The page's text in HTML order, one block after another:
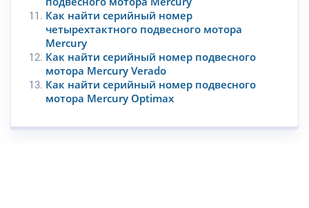
Как найти серийный номер
четырехтактного подвесного мотора
Mercury
Как найти серийный номер подвесного
мотора Mercury Verado
Как найти серийный номер подвесного
мотора Mercury Optimax